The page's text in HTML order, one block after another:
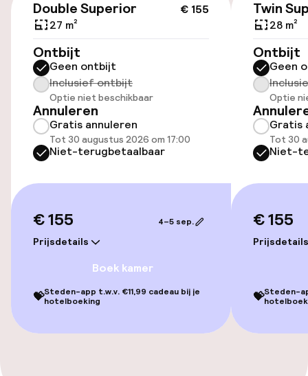
Toegankelijkheid
Lift
Kamers
Familiekamers beschikbaar
Gratis wifi
Roomservice
Beleid
€ 155
Double Superior
27 m²
Ontbijt
Geen ontbijt
Inclusief ontbijt
Optie niet beschikbaar
Annuleren
Gratis annuleren
Tot 30 augustus 2026 om 17:00
Niet-terugbetaalbaar
€ 155
Prijsdetails
4–5 sep.
Boek kamer
💝Steden-app t.w.v. €11,99 cadeau bij je
hotelboeking
Twin
28 m²
Ontbijt
Geen
Optie
Gratis
Tot 30
Niet-
€ 155
Prijsdetails
💝Steden-